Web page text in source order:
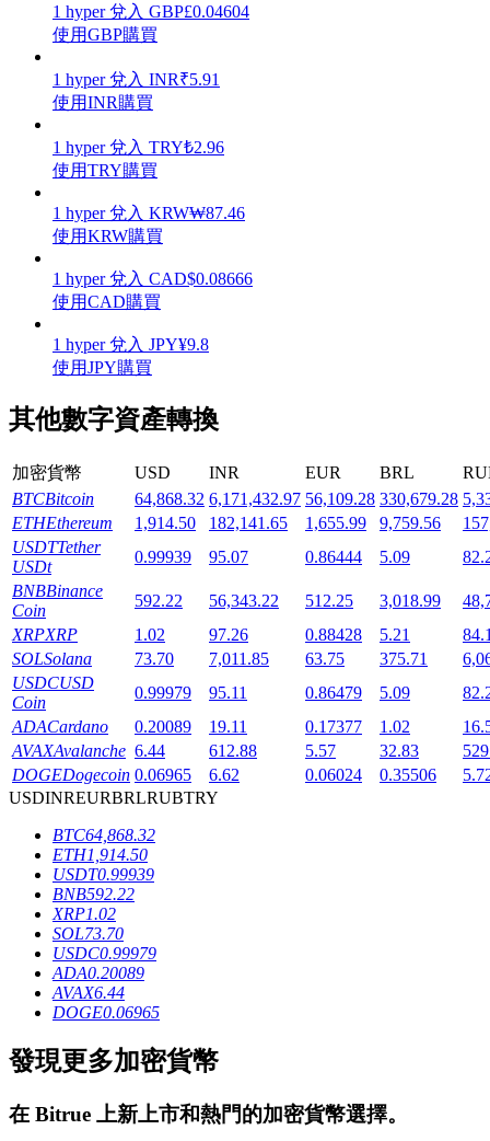
增值寶
機槍池
Launchpool
活期質押獲得熱門資產
輕鬆獲得多重福利
借貸數字貨幣，及時且安全的服務
1 hyper 兌入 GBP£0.04604
使用GBP購買
1 hyper 兌入 INR₹5.91
使用INR購買
1 hyper 兌入 TRY₺2.96
使用TRY購買
1 hyper 兌入 KRW₩87.46
使用KRW購買
1 hyper 兌入 CAD$0.08666
使用CAD購買
1 hyper 兌入 JPY¥9.8
使用JPY購買
其他數字資產轉換
加密貨幣 USD INR EUR BRL
BTCBitcoin 64,868.32 6,171,432.97 56,109.28 330,679.28
ETHEthereum 1,914.50 182,141.65 1,655.99 9,759.56
USDTTether
USDt
0.99939 95.07 0.86444 5.09
BNBBinance
Coin
592.22 56,343.22 512.25 3,018.99
XRPXRP 1.02 97.26 0.88428 5.21
SOLSolana 73.70 7,011.85 63.75 375.71
USDCUSD
Coin
0.99979 95.11 0.86479 5.09
ADACardano 0.20089 19.11 0.17377 1.02
AVAXAvalanche 6.44 612.88 5.57 32.83
DOGEDogecoin 0.06965 6.62 0.06024 0.35506
USDINREURBRLRUBTRY
BTC64,868.32
ETH1,914.50
USDT0.99939
BNB592.22
XRP1.02
SOL73.70
USDC0.99979
ADA0.20089
AVAX6.44
DOGE0.06965
發現更多加密貨幣
在 Bitrue 上新上市和熱門的加密貨幣選擇。